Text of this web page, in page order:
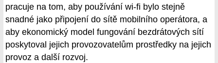
pracuje na tom, aby používání wi-fi bylo stejně
snadné jako připojení do sítě mobilního operátora, a
aby ekonomický model fungování bezdrátových sítí
poskytoval jejich provozovatelům prostředky na jejich
provoz a další rozvoj.